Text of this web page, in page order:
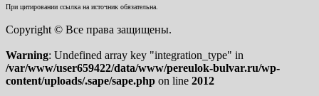
При цитировании ссылка на источник обязательна.
Copyright © Все права защищены.
Warning: Undefined array key "integration_type" in
/var/www/user659422/data/www/pereulok-bulvar.ru/wp-
content/uploads/.sape/sape.php on line 2012